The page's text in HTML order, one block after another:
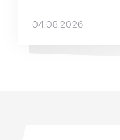
04.08.2026